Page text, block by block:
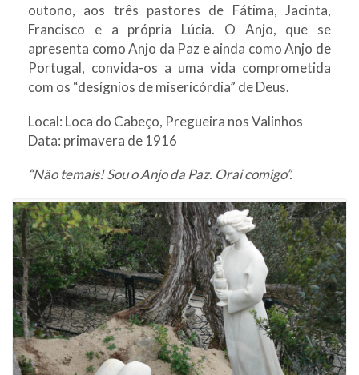
outono, aos três pastores de Fátima, Jacinta,
Francisco e a própria Lúcia. O Anjo, que se
apresenta como Anjo da Paz e ainda como Anjo de
Portugal, convida-os a uma vida comprometida
com os “desígnios de misericórdia” de Deus.
Local: Loca do Cabeço, Pregueira nos Valinhos
Data: primavera de 1916
“Não temais! Sou o Anjo da Paz. Orai comigo”.